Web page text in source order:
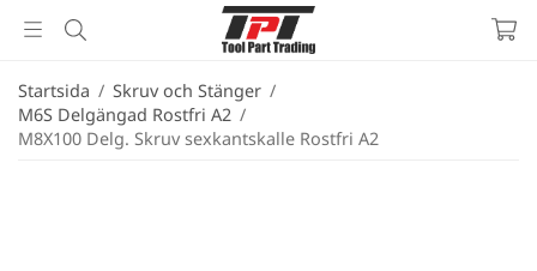
Startsida / Skruv och Stänger /
M6S Delgängad Rostfri A2 /
M8X100 Delg. Skruv sexkantskalle Rostfri A2